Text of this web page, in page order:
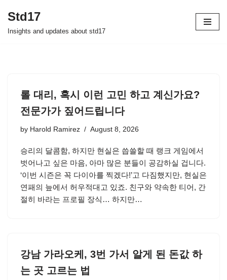
Skip
Std17
Insights and updates about std17
롤 대리, 혹시 이런 고민 하고 계신가요?
전문가가 짚어드립니다
by Harold Ramirez August 8, 2026
승리의 달콤함, 하지만 현실은 씁쓸할 때 랭크 게임에서
벗어나고 싶은 마음, 아마 많은 분들이 공감하실 겁니다.
‘이번 시즌은 꼭 다이아를 찍겠다!’고 다짐했지만, 현실은
연패의 늪에서 허우적대고 있죠. 친구와 약속한 티어, 간
절히 바라는 프로필 장식… 하지만…
강남 가라오케, 3번 가서 알게 된 돈값 하
는 곳 고르는 법